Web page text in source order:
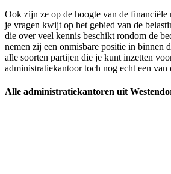
Ook zijn ze op de hoogte van de
je vragen kwijt op het gebied van de
die over veel kennis beschikt rondom de
nemen zij een onmisbare positie in binnen
alle soorten partijen die je kunt inzetten
administratiekantoor toch nog echt een van
Alle administratiekantoren uit